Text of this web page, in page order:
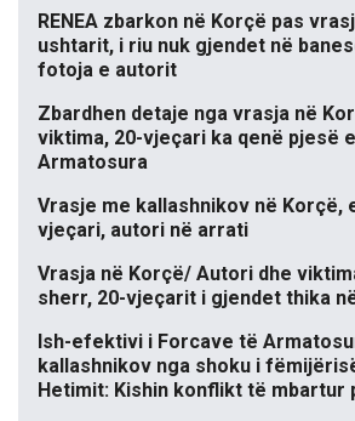
RENEA zbarkon në Korçë pas
ushtarit, i riu nuk gjendet në
fotoja e autorit
Zbardhen detaje nga vrasja në
viktima, 20-vjeçari ka qenë pjesë
Armatosura
Vrasje me kallashnikov në Korçë,
vjeçari, autori në arrati
Vrasja në Korçë/ Autori dhe
sherr, 20-vjeçarit i gjendet thika
Ish-efektivi i Forcave të
kallashnikov nga shoku i
Hetimit: Kishin konflikt të mbartur